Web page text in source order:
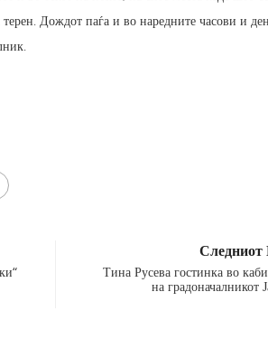
Дождот паѓа и во наредните часови и
Следниот
Тина Русева гостинка во
на градоначалникот